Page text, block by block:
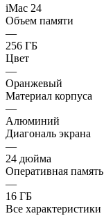
iMac 24
Объем памяти
—
256 ГБ
Цвет
—
Оранжевый
Материал корпуса
—
Алюминий
Диагональ экрана
—
24 дюйма
Оперативная память
—
16 ГБ
Все характеристики